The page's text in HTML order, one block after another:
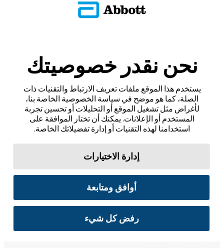
نحن نقدر خصوصيتك
يستخدم هذا الموقع ملفات تعريف الارتباط والتقنيات ذات
الصلة، كما هو موضح في سياسة الخصوصية الخاصة بنا،
لأغراض مثل تشغيل الموقع أو التحليلات أو تحسين تجربة
المستخدم أو الإعلانات. يمكنك أن تختار الموافقة على
استخدامنا لهذه التقنيات أو إدارة تفضيلاتك الخاصة.
إدارة الاختيارات
أوافق ومتابعة
رفض كل شيء